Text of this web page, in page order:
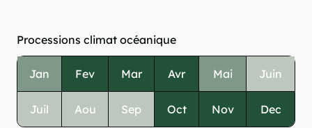
Processions climat océanique
Jan Fev Mar Avr Mai Juin
Juil Aou Sep Oct Nov Dec